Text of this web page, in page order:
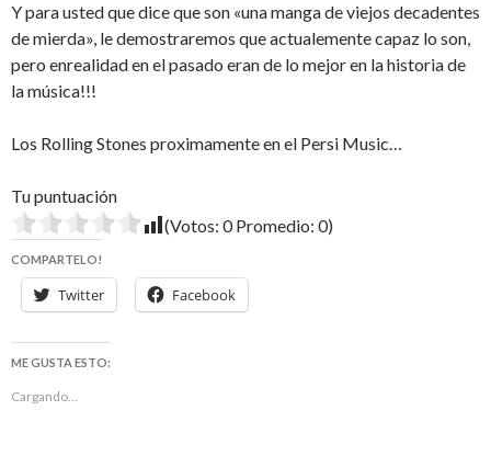
Y para usted que dice que son «una manga de viejos decadentes
de mierda», le demostraremos que actualemente capaz lo son,
pero enrealidad en el pasado eran de lo mejor en la historia de
la música!!!
Los Rolling Stones proximamente en el Persi Music…
Tu puntuación
(Votos: 0Promedio: 0)
COMPARTELO!
Twitter Facebook
ME GUSTA ESTO:
Cargando...